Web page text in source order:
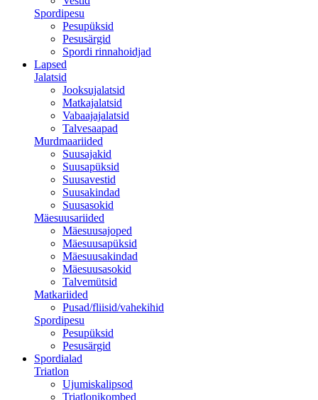
Spordipesu
Pesupüksid
Pesusärgid
Spordi rinnahoidjad
Lapsed
Jalatsid
Jooksujalatsid
Matkajalatsid
Vabaajajalatsid
Talvesaapad
Murdmaariided
Suusajakid
Suusapüksid
Suusavestid
Suusakindad
Suusasokid
Mäesuusariided
Mäesuusajoped
Mäesuusapüksid
Mäesuusakindad
Mäesuusasokid
Talvemütsid
Matkariided
Pusad/fliisid/vahekihid
Spordipesu
Pesupüksid
Pesusärgid
Spordialad
Triatlon
Ujumiskalipsod
Triatlonikombed